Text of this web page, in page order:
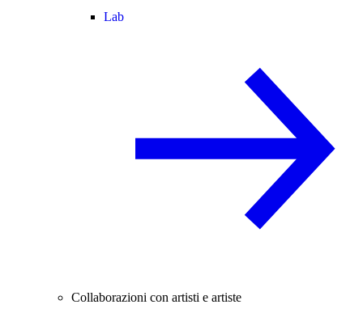
Lab
Collaborazioni con artisti e artiste